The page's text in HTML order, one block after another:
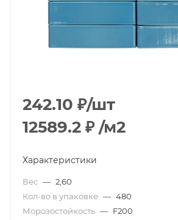
242.10 ₽/шт
12589.2 ₽ /м2
Характеристики
Вес — 2,60
Кол-во в упаковке — 480
Морозостойкость — F200